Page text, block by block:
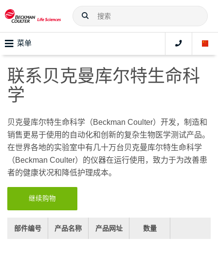
菜单
联系贝克曼库尔特生命科
学
贝克曼库尔特生命科学（Beckman Coulter）开发，制造和
销售更易于使用的自动化和创新的复杂生物医学测试产品。
在世界各地的实验室中有几十万台贝克曼库尔特生命科学
（Beckman Coulter）的仪器在运行使用，致力于为改善患
者的健康状况和降低护理成本。
继续购物
部件编号 产品名称 产品网址 数量